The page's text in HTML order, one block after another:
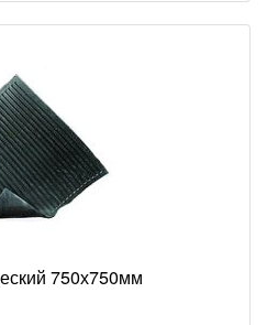
750х750мм